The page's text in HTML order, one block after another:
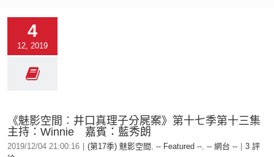
4
12, 2019
《魅影空間︰井口真理子分屍案》第十七季第十三集
主持：Winnie 嘉賓：藍秀朗
2019/12/04 21:00:16 (第17季) 魅影空間 , -- Featured --, -- 網台 --
3 評